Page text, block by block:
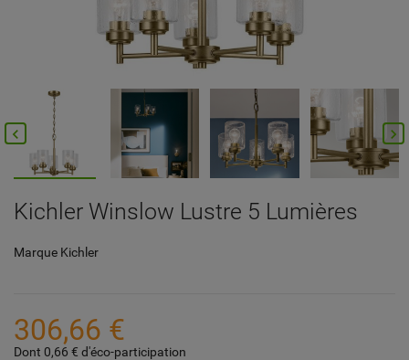
 
Kichler Winslow Lustre 5 Lumières
Marque Kichler
306,66 €
Dont 0,66 € d'éco-participation